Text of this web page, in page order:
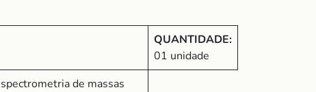
QUANTIDADE:
01 unidade
de massas